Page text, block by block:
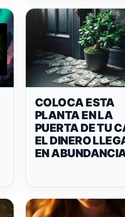
COLOCA ESTA
PLANTA EN LA
PUERTA DE TU
EL DINERO
EN